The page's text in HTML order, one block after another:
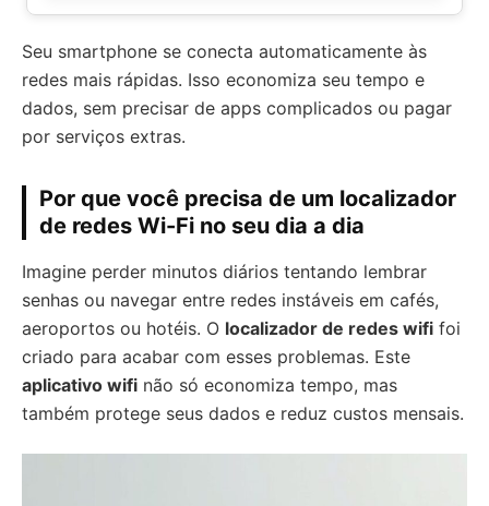
Seu smartphone se conecta automaticamente às
redes mais rápidas. Isso economiza seu tempo e
dados, sem precisar de apps complicados ou pagar
por serviços extras.
Por que você precisa de um localizador
de redes Wi-Fi no seu dia a dia
Imagine perder minutos diários tentando lembrar
senhas ou navegar entre redes instáveis em cafés,
aeroportos ou hotéis. O localizador de redes wifi foi
criado para acabar com esses problemas. Este
aplicativo wifi não só economiza tempo, mas
também protege seus dados e reduz custos mensais.